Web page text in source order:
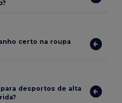
certo na roupa
desportos de alta